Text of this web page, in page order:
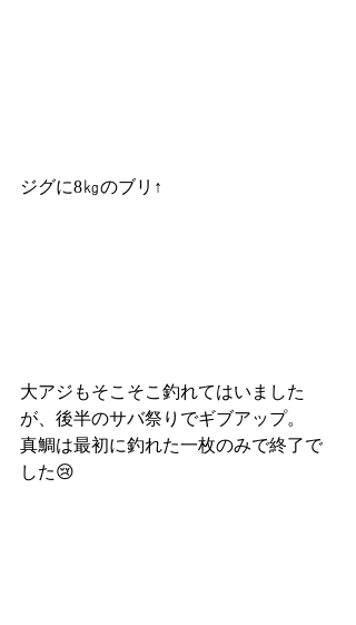
ジグに8㎏のブリ↑
大アジもそこそこ釣れてはいました
が、後半のサバ祭りでギブアップ。
真鯛は最初に釣れた一枚のみで終了で
した😢